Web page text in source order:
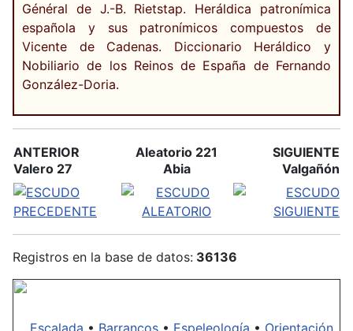
Général de J.-B. Rietstap. Heráldica patronímica
española y sus patronímicos compuestos de
Vicente de Cadenas. Diccionario Heráldico y
Nobiliario de los Reinos de España de Fernando
González-Doria.
ANTERIOR
Valero 27
Aleatorio 221
Abia
SIGUIENTE
Valgañón
Registros en la base de datos: 36136